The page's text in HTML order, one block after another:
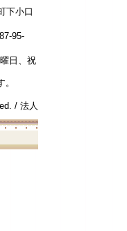
下小口
95-
日、祝
/ 法人